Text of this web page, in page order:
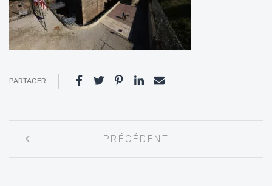
PARTAGER
entre
PRÉCÉDENT